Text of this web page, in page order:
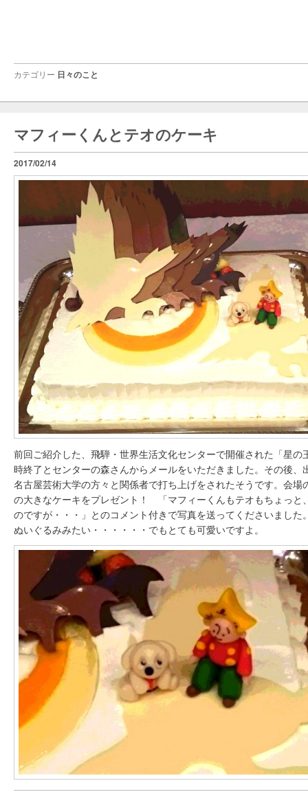
カテゴリー 日々のこと
マフィーくんとテオのケーキ
2017/02/14
前回ご紹介した、飛騨・世界生活文化センターで開催された「星の
時終了とセンターの森さんからメールをいただきました。その後、
名古屋芸術大学の方々と関係者で打ち上げをされたそうです。会場
の大きなケーキをプレゼント！ 「マフィーくんもテオもちょっと
のですが・・・」とのコメント付きで写真を送ってくださいまし
ぬいぐるみみたい・・・・・・でもとても可愛いですよ。